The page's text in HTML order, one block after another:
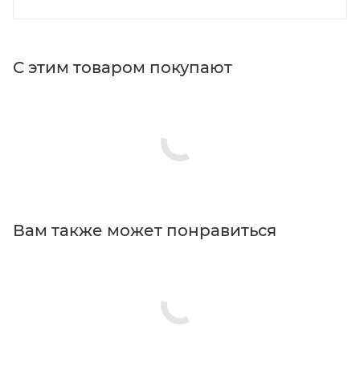
С этим товаром покупают
Вам также может понравиться